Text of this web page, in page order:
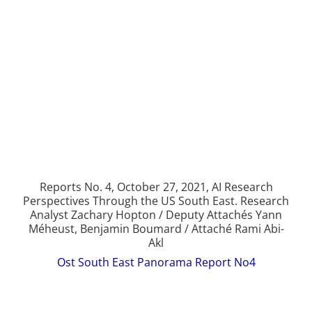
Reports No. 4, October 27, 2021, AI Research
Perspectives Through the US South East. Research
Analyst Zachary Hopton / Deputy Attachés Yann
Méheust, Benjamin Boumard / Attaché Rami Abi-
Akl
Ost South East Panorama Report No4